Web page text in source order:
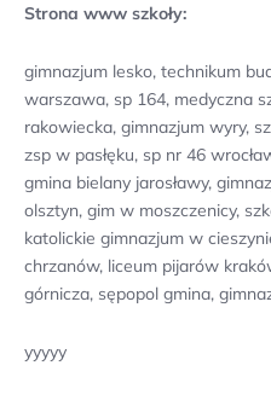
Strona www szkoły:
gimnazjum lesko, technikum
warszawa, sp 164, medyczna
rakowiecka, gimnazjum wyry,
zsp w pasłęku, sp nr 46
gmina bielany jarosławy,
olsztyn, gim w moszczenicy,
katolickie gimnazjum w
chrzanów, liceum pijarów
górnicza, sępopol gmina,
yyyyy